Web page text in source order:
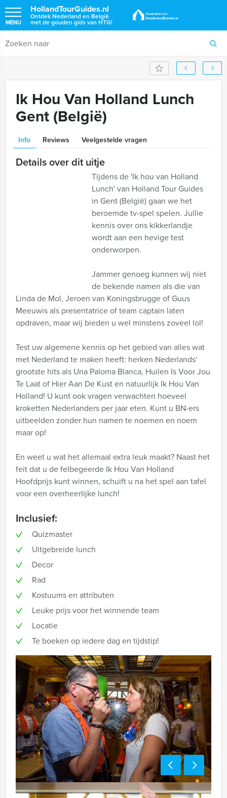
HollandTourGuides.nl
Ontdek Nederland en België
met de gouden gids van HTG!
MENU
Ik Hou Van Holland Lunch
Gent (België)
Info Reviews Veelgestelde vragen
Details over dit uitje
Tijdens de 'Ik hou van Holland
Lunch' van Holland Tour Guides
in Gent (België) gaan we het
beroemde tv-spel spelen. Jullie
kennis over ons kikkerlandje
wordt aan een hevige test
onderworpen.
Jammer genoeg kunnen wij niet
de bekende namen als die van
Linda de Mol, Jeroen van Koningsbrugge of Guus
Meeuwis als presentatrice of team captain laten
opdraven, maar wij bieden u wel minstens zoveel lol!
Test uw algemene kennis op het gebied van alles wat
met Nederland te maken heeft: herken Nederlands'
grootste hits als Una Paloma Blanca, Huilen Is Voor Jou
Te Laat of Hier Aan De Kust en natuurlijk Ik Hou Van
Holland! U kunt ook vragen verwachten hoeveel
kroketten Nederlanders per jaar eten. Kunt u BN-ers
uitbeelden zonder hun namen te noemen en noem
maar op!
En weet u wat het allemaal extra leuk maakt? Naast het
feit dat u de felbegeerde Ik Hou Van Holland
Hoofdprijs kunt winnen, schuift u na het spel aan tafel
voor een overheerlijke lunch!
Inclusief:
Quizmaster
Uitgebreide lunch
Decor
Rad
Kostuums en attributen
Leuke prijs voor het winnende team
Locatie
Te boeken op iedere dag en tijdstip!